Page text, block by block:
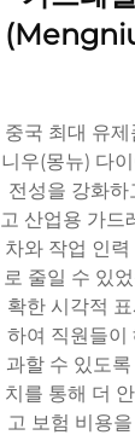
중국 최대 유
니우(몽뉴) 다
전성을 강화
고 산업용 가드
차와 작업 인
로 줄일 수 있
확한 시각적
하여 직원들이
과할 수 있도
치를 통해 더
고 보험 비용